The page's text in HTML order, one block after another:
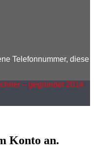
Telefonnummer, diese
– gegründet 2014
Konto an.